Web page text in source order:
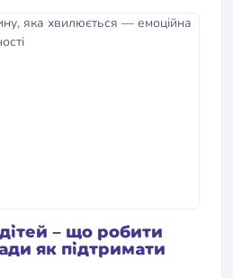
– що робити
як підтримати